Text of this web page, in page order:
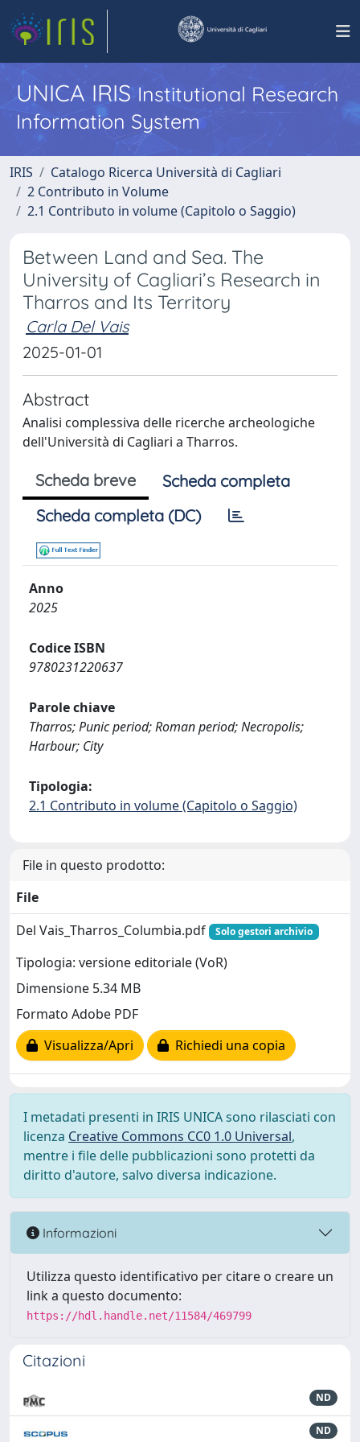
UNICA IRISInstitutional Research
Information System
IRIS
Catalogo Ricerca Università di Cagliari
2 Contributo in Volume
2.1 Contributo in volume (Capitolo o Saggio)
Between Land and Sea. The
University of Cagliari’s Research in
Tharros and Its Territory
Carla Del Vais
2025-01-01
Abstract
Analisi complessiva delle ricerche archeologiche
dell'Università di Cagliari a Tharros.
Scheda breve
Scheda completa
Scheda completa (DC)
Anno
2025
Codice ISBN
9780231220637
Parole chiave
Tharros; Punic period; Roman period; Necropolis;
Harbour; City
Tipologia:
2.1 Contributo in volume (Capitolo o Saggio)
File in questo prodotto:
File
Del Vais_Tharros_Columbia.pdf
Solo gestori archivio
Tipologia: versione editoriale (VoR)
Dimensione 5.34 MB
Formato Adobe PDF
Visualizza/Apri
Richiedi una copia
I metadati presenti in IRIS UNICA sono rilasciati con
licenza Creative Commons CC0 1.0 Universal,
mentre i file delle pubblicazioni sono protetti da
diritto d'autore, salvo diversa indicazione.
Informazioni
Utilizza questo identificativo per citare o creare un
link a questo documento:
https://hdl.handle.net/11584/469799
Citazioni
ND
ND